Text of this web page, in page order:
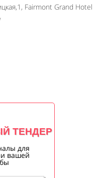
Fairmont Grand Hotel
ТЕНДЕР
для
вашей